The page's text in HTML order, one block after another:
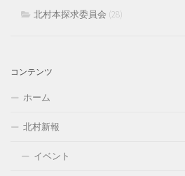
北村本探求委員会 (28)
コンテンツ
ホーム
北村新報
イベント